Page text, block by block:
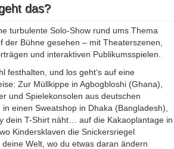
das?
turbulente Solo-Show rund ums Thema
der Bühne gesehen – mit Theaterszenen,
und interaktiven Publikumsspielen.
festhalten, und los geht‘s auf eine
Zur Müllkippe in Agbogbloshi (Ghana),
und Spielekonsolen aus deutschen
einen Sweatshop in Dhaka (Bangladesh),
dein T-Shirt näht… auf die Kakaoplantage in
Kindersklaven die Snickersriegel
Welt, wo du etwas daran ändern